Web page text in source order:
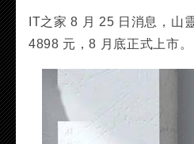
IT之家 8 月 25 日消息，山
4898 元，8 月底正式上市。